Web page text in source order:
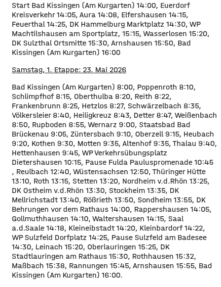
Start Bad Kissingen (Am Kurgarten) 14:00, Euerdorf
Kreisverkehr 14:05, Aura 14:08, Elfershausen 14:15,
Feuerthal 14:25, DK Hammelburg Marktplatz 14:30, WP
Machtilshausen am Sportplatz, 15:15, Wasserlosen 15:20,
DK Sulzthal Ortsmitte 15:30, Arnshausen 15:50, Bad
Kissingen (Am Kurgarten) 16:00
Samstag, 1. Etappe: 23. Mai 2026
Bad Kissingen (Am Kurgarten) 8:00, Poppenroth 8:10,
Schlimpfhof 8:15, Oberthulba 8:20, Reith 8:22,
Frankenbrunn 8:25, Hetzlos 8:27, Schwärzelbach 8:35,
Völkersleier 8:40, Heiligkreuz 8:43, Detter 8:47, Weißenbach
8:50, Rupboden 8:55, Wernarz 9:00, Staatsbad Bad
Brückenau 9:05, Züntersbach 9:10, Oberzell 9:15, Heubach
9:20, Kothen 9:30, Motten 9:35, Altenhof 9:35, Thalau 9:40,
Hettenhausen 9:45, WP Verkehrsübungsplatz
Dietershausen 10:15, Pause Fulda Pauluspromenade 10:45
, Reulbach 12:40, Wüstensachsen 12:50, Thüringer Hütte
13:10, Roth 13:15, Stetten 13:20, Nordheim v.d.Rhön 13:25,
DK Ostheim v.d.Rhön 13:30, Stockheim 13:35, DK
Mellrichstadt 13:40, Rößrieth 13:50, Sondheim 13:55, DK
Behrungen vor dem Rathaus 14:00, Rappershausen 14:05,
Gollmuthhausen 14:10, Waltershausen 14:15, Saal
a.d.Saale 14:18, Kleineibstadt 14:20, Kleinbardorf 14:22,
WP Sulzfeld Dorfplatz 14:25, Pause Sulzfeld am Badesee
14:30, Leinach 15:20, Oberlauringen 15:25, DK
Stadtlauringen am Rathaus 15:30, Rothhausen 15:32,
Maßbach 15:38, Rannungen 15:45, Arnshausen 15:55, Bad
Kissingen (Am Kurgarten) 16:00.